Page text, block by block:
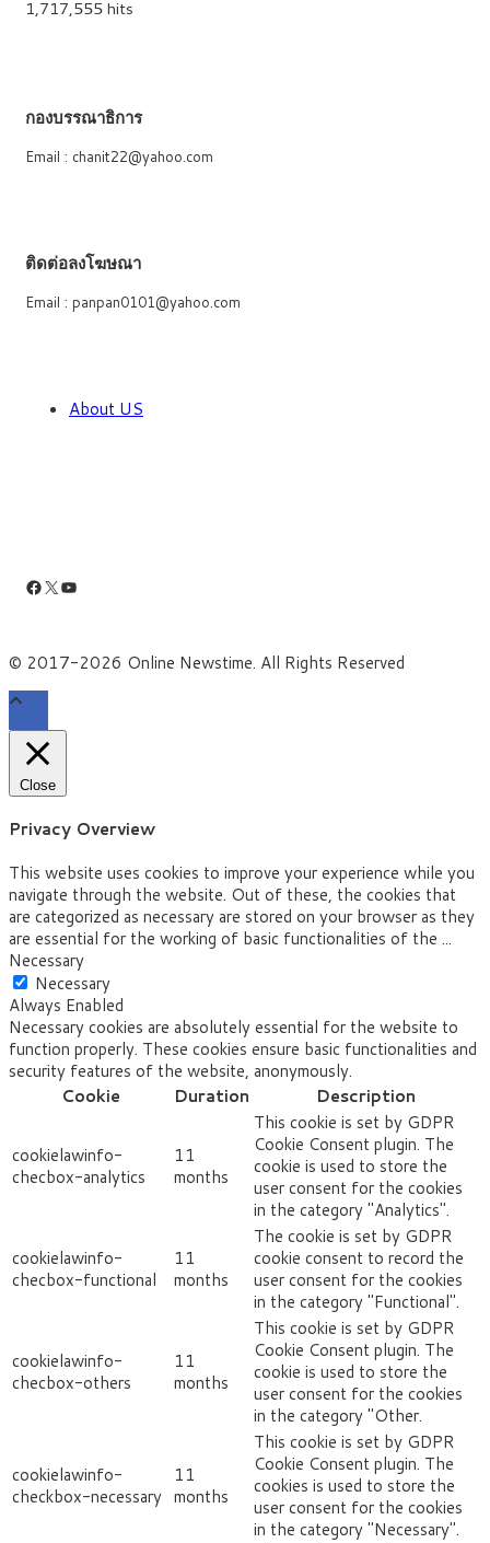
1,717,555 hits
กองบรรณาธิการ
Email : chanit22@yahoo.com
ติดต่อลงโฆษณา
Email : panpan0101@yahoo.com
About US
Facebook
X YouTube
© 2017-2026 Online Newstime. All Rights Reserved
Close
Privacy Overview
This website uses cookies to improve your experience while you
navigate through the website. Out of these, the cookies that
are categorized as necessary are stored on your browser as they
are essential for the working of basic functionalities of the ...
Necessary
Necessary
Always Enabled
Necessary cookies are absolutely essential for the website to
function properly. These cookies ensure basic functionalities and
security features of the website, anonymously.
Cookie
Duration Description
cookielawinfo-
checbox-analytics
11
months
This cookie is set by GDPR
Cookie Consent plugin. The
cookie is used to store the
user consent for the cookies
in the category "Analytics".
cookielawinfo-
checbox-functional
11
months
The cookie is set by GDPR
cookie consent to record the
user consent for the cookies
in the category "Functional".
cookielawinfo-
checbox-others
11
months
This cookie is set by GDPR
Cookie Consent plugin. The
cookie is used to store the
user consent for the cookies
in the category "Other.
cookielawinfo-
checkbox-necessary
11
months
This cookie is set by GDPR
Cookie Consent plugin. The
cookies is used to store the
user consent for the cookies
in the category "Necessary".